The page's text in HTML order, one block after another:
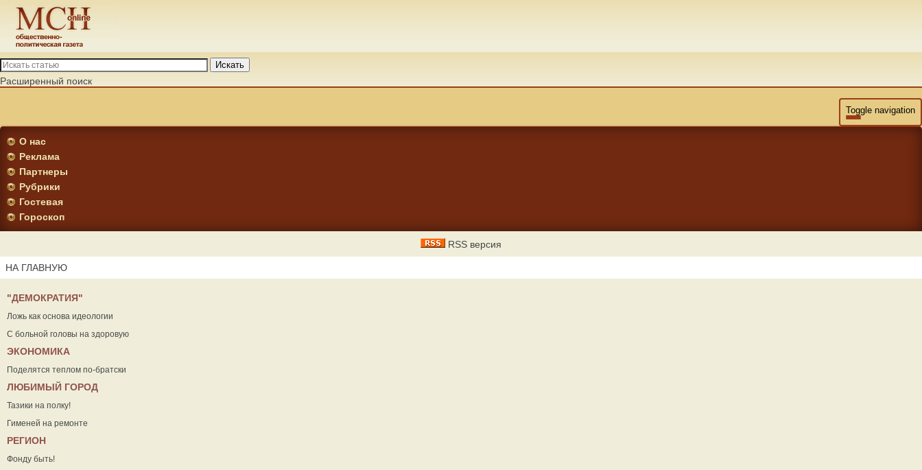
Искать
Расширенный поиск
Toggle navigation
О нас
Реклама
Партнеры
Рубрики
Гостевая
Гороскоп
RSS версия
НА ГЛАВНУЮ
"ДЕМОКРАТИЯ"
Ложь как основа идеологии
С больной головы на здоровую
ЭКОНОМИКА
Поделятся теплом по-братски
ЛЮБИМЫЙ ГОРОД
Тазики на полку!
Гименей на ремонте
РЕГИОН
Фонду быть!